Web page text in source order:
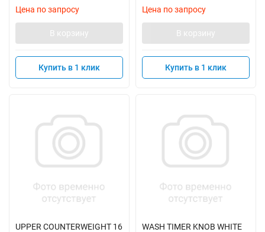
Цена по запросу
В корзину
Купить в 1 клик
Цена по запросу
В корзину
Купить в 1 клик
UPPER COUNTERWEIGHT 16
WASH TIMER KNOB WHITE